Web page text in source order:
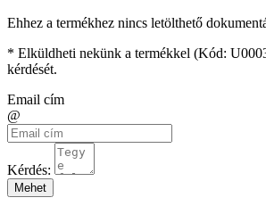
Ehhez a termékhez nincs letölthető
* Elküldheti nekünk a termékkel (Kód:
kérdését.
Email cím
@
Kérdés:
Mehet